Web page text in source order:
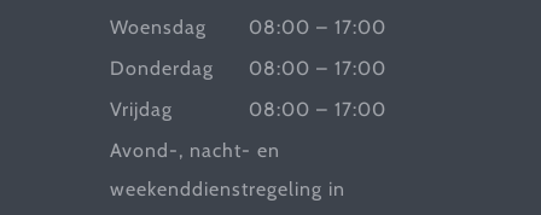
Woensdag
08:00 – 17:00
Donderdag
08:00 – 17:00
Vrijdag
08:00 – 17:00
Avond-, nacht- en
weekenddienstregeling in